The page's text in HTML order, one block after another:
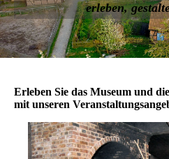
erleben,
Erleben Sie das Museum und
mit unseren